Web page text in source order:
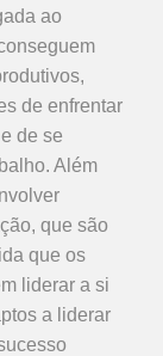
ao
de enfrentar
de se
Além
que são
que os
liderar a si
a liderar